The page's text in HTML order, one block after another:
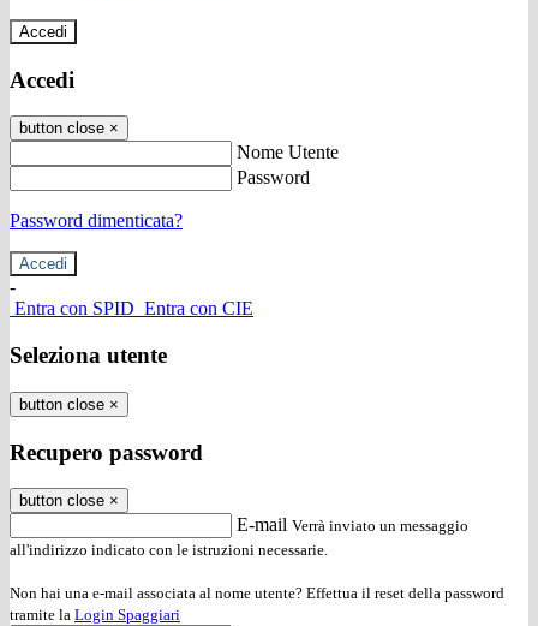
Accedi
Accedi
button close ×
Nome Utente
Password
Password dimenticata?
-
Entra con SPID Entra con CIE
Seleziona utente
button close ×
Recupero password
button close ×
E-mail Verrà inviato un messaggio
all'indirizzo indicato con le istruzioni necessarie.
Non hai una e-mail associata al nome utente? Effettua il reset della password
tramite la Login Spaggiari